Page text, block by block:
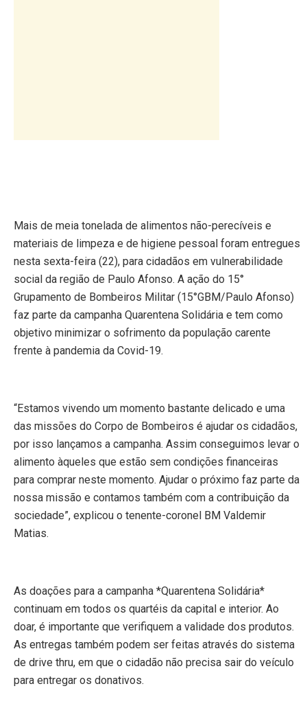
Mais de meia tonelada de alimentos não-perecíveis e
materiais de limpeza e de higiene pessoal foram entregues
nesta sexta-feira (22), para cidadãos em vulnerabilidade
social da região de Paulo Afonso. A ação do 15°
Grupamento de Bombeiros Militar (15°GBM/Paulo Afonso)
faz parte da campanha Quarentena Solidária e tem como
objetivo minimizar o sofrimento da população carente
frente à pandemia da Covid-19.
“Estamos vivendo um momento bastante delicado e uma
das missões do Corpo de Bombeiros é ajudar os cidadãos,
por isso lançamos a campanha. Assim conseguimos levar o
alimento àqueles que estão sem condições financeiras
para comprar neste momento. Ajudar o próximo faz parte da
nossa missão e contamos também com a contribuição da
sociedade”, explicou o tenente-coronel BM Valdemir
Matias.
As doações para a campanha *Quarentena Solidária*
continuam em todos os quartéis da capital e interior. Ao
doar, é importante que verifiquem a validade dos produtos.
As entregas também podem ser feitas através do sistema
de drive thru, em que o cidadão não precisa sair do veículo
para entregar os donativos.